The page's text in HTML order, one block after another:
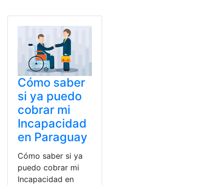
Cómo saber
si ya puedo
cobrar mi
Incapacidad
en Paraguay
Cómo saber si ya
puedo cobrar mi
Incapacidad en